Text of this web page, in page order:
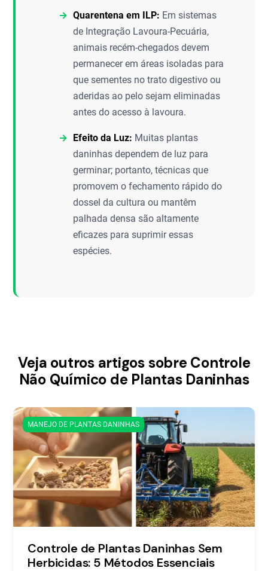
Quarentena em ILP: Em sistemas
de Integração Lavoura-Pecuária,
animais recém-chegados devem
permanecer em áreas isoladas para
que sementes no trato digestivo ou
aderidas ao pelo sejam eliminadas
antes do acesso à lavoura.
Efeito da Luz: Muitas plantas
daninhas dependem de luz para
germinar; portanto, técnicas que
promovem o fechamento rápido do
dossel da cultura ou mantêm
palhada densa são altamente
eficazes para suprimir essas
espécies.
Veja outros artigos sobre Controle
Não Químico de Plantas Daninhas
MANEJO DE PLANTAS DANINHAS
Controle de Plantas Daninhas Sem
Herbicidas: 5 Métodos Essenciais